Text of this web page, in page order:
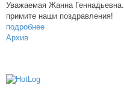
Уважаемая Жанна Геннадьевна.
примите наши поздравления!
подробнее
Архив